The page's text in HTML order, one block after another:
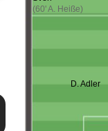
(60' A. Heiße)
D. Adler